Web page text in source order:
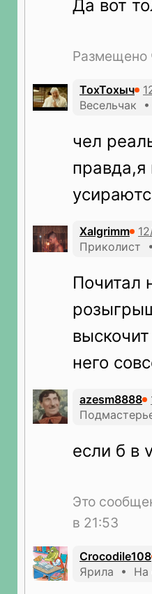
Да вот
Размещено
ТохТохыч
Весельчак
чел
правда,я
Xalgrimm
Приколист
Почитал
него
azesm8888
если б в
Это
в 21:53
Crocodile108
Ярила • На